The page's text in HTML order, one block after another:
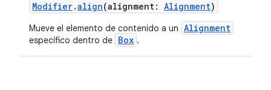
Modifier.align(alignment: Alignment)
Mueve el elemento de contenido a un Alignment
específico dentro de Box .